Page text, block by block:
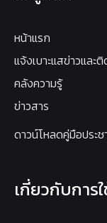
หน้าแรก
แจ้งเบาะแสข่าวและ
คลังความรู้
ข่าวสาร
ดาวน์โหลดคู่มือประช
เกี่ยวกับการ